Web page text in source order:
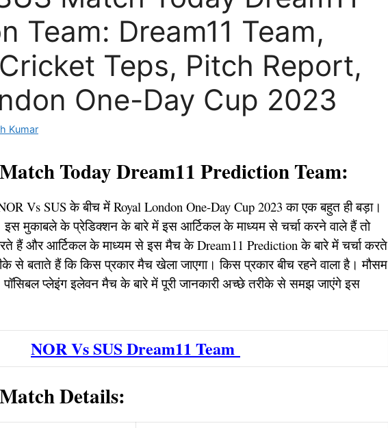
Team: Dream11 Team,
Teps, Pitch Report,
One-Day Cup 2023
Kumar
Today Dream11 Prediction Team:
Vs SUS के बीच में Royal London One-Day Cup 2023 का एक बहुत ही बड़ा।
इस मुकाबले के प्रेडिक्शन के बारे में इस आर्टिकल के माध्यम से चर्चा करने वाले हैं तो
हैं और आर्टिकल के माध्यम से इस मैच के Dream11 Prediction के बारे में चर्चा करते
से बताते हैं कि किस प्रकार मैच खेला जाएगा। किस प्रकार बीच रहने वाला है। मौसम
प्लेइंग इलेवन मैच के बारे में पूरी जानकारी अच्छे तरीके से समझ जाएंगे इस
NOR Vs SUS Dream11 Team
Details: